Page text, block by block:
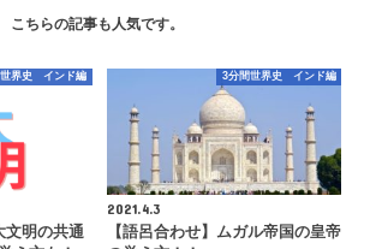
こちらの記事も人気です。
世界史 インド編
文明の共通
3分間世界史 インド編
2021.4.3
【語呂合わせ】ムガル帝国の皇帝